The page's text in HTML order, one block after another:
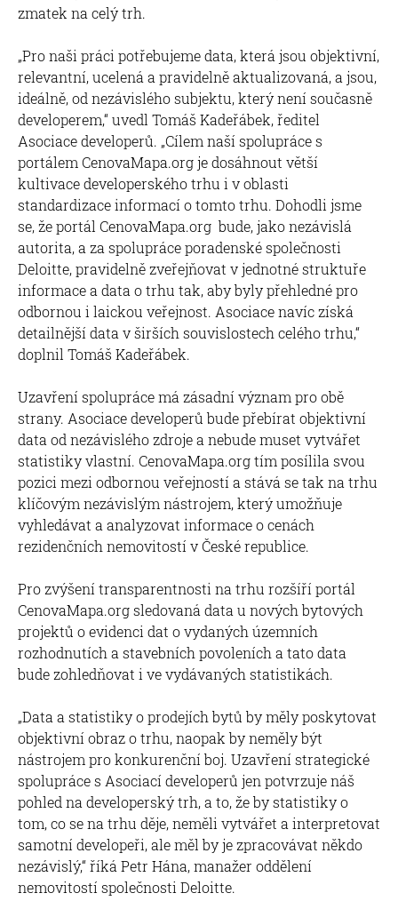
zmatek na celý trh.
„Pro naši práci potřebujeme data, která jsou objektivní,
relevantní, ucelená a pravidelně aktualizovaná, a jsou,
ideálně, od nezávislého subjektu, který není současně
developerem,“ uvedl Tomáš Kadeřábek, ředitel
Asociace developerů. „Cílem naší spolupráce s
portálem CenovaMapa.org je dosáhnout větší
kultivace developerského trhu i v oblasti
standardizace informací o tomto trhu. Dohodli jsme
se, že portál CenovaMapa.org bude, jako nezávislá
autorita, a za spolupráce poradenské společnosti
Deloitte, pravidelně zveřejňovat v jednotné struktuře
informace a data o trhu tak, aby byly přehledné pro
odbornou i laickou veřejnost. Asociace navíc získá
detailnější data v širších souvislostech celého trhu,“
doplnil Tomáš Kadeřábek.
Uzavření spolupráce má zásadní význam pro obě
strany. Asociace developerů bude přebírat objektivní
data od nezávislého zdroje a nebude muset vytvářet
statistiky vlastní. CenovaMapa.org tím posílila svou
pozici mezi odbornou veřejností a stává se tak na trhu
klíčovým nezávislým nástrojem, který umožňuje
vyhledávat a analyzovat informace o cenách
rezidenčních nemovitostí v České republice.
Pro zvýšení transparentnosti na trhu rozšíří portál
CenovaMapa.org sledovaná data u nových bytových
projektů o evidenci dat o vydaných územních
rozhodnutích a stavebních povoleních a tato data
bude zohledňovat i ve vydávaných statistikách.
„Data a statistiky o prodejích bytů by měly poskytovat
objektivní obraz o trhu, naopak by neměly být
nástrojem pro konkurenční boj. Uzavření strategické
spolupráce s Asociací developerů jen potvrzuje náš
pohled na developerský trh, a to, že by statistiky o
tom, co se na trhu děje, neměli vytvářet a interpretovat
samotní developeři, ale měl by je zpracovávat někdo
nezávislý,“ říká Petr Hána, manažer oddělení
nemovitostí společnosti Deloitte.